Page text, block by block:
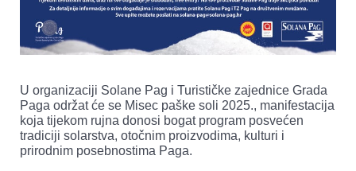
U organizaciji Solane Pag i Turističke zajednice Grada
Paga održat će se Misec paške soli 2025., manifestacija
koja tijekom rujna donosi bogat program posvećen
tradiciji solarstva, otočnim proizvodima, kulturi i
prirodnim posebnostima Paga.